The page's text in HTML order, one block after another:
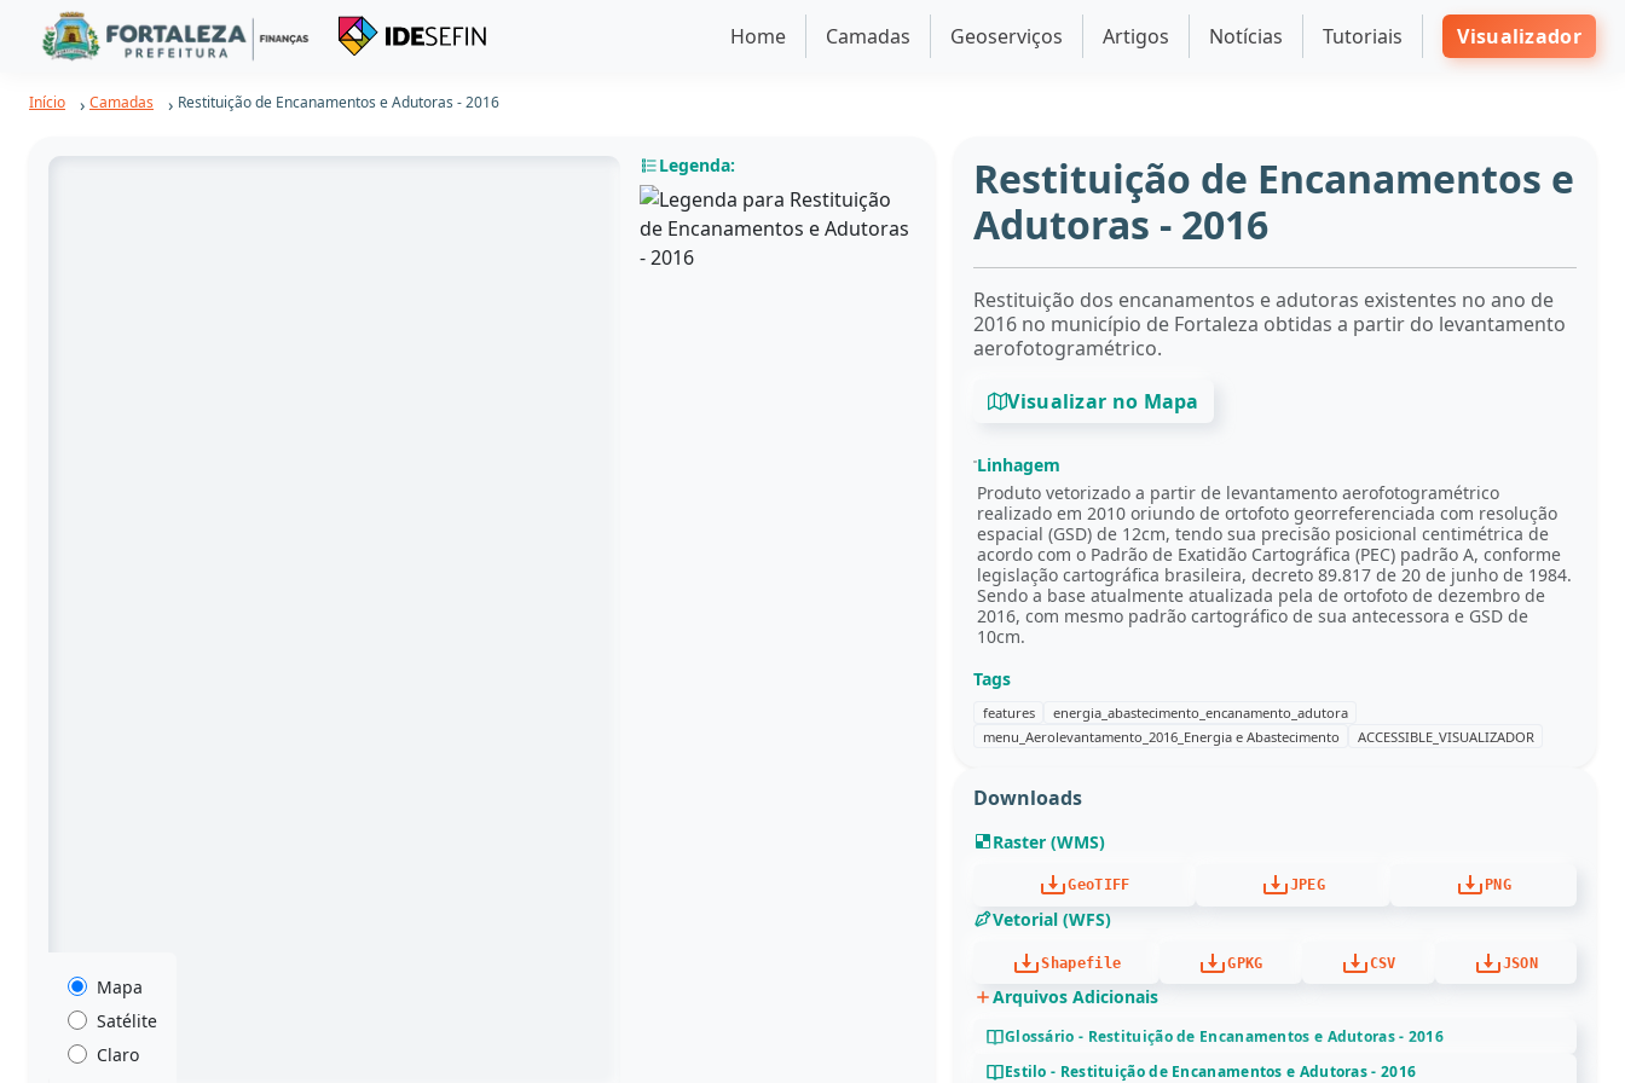
Home Camadas Geoserviços Artigos Notícias Tutoriais Visualizador
Início Camadas Restituição de Encanamentos e Adutoras - 2016
Mapa
Satélite
Claro
Legenda:
Restituição de Encanamentos e
Adutoras - 2016
Restituição dos encanamentos e adutoras existentes no ano de
2016 no município de Fortaleza obtidas a partir do levantamento
aerofotogramétrico.
Visualizar no Mapa
Linhagem
Produto vetorizado a partir de levantamento aerofotogramétrico
realizado em 2010 oriundo de ortofoto georreferenciada com resolução
espacial (GSD) de 12cm, tendo sua precisão posicional centimétrica de
acordo com o Padrão de Exatidão Cartográfica (PEC) padrão A, conforme
legislação cartográfica brasileira, decreto 89.817 de 20 de junho de 1984.
Sendo a base atualmente atualizada pela de ortofoto de dezembro de
2016, com mesmo padrão cartográfico de sua antecessora e GSD de
10cm.
Tags
features
energia_abastecimento_encanamento_adutora
menu_Aerolevantamento_2016_Energia e Abastecimento
ACCESSIBLE_VISUALIZADOR
Downloads
Raster (WMS)
GeoTIFF JPEG PNG
Vetorial (WFS)
Shapefile GPKG CSV JSON
Arquivos Adicionais
Glossário - Restituição de Encanamentos e Adutoras - 2016
Estilo - Restituição de Encanamentos e Adutoras - 2016